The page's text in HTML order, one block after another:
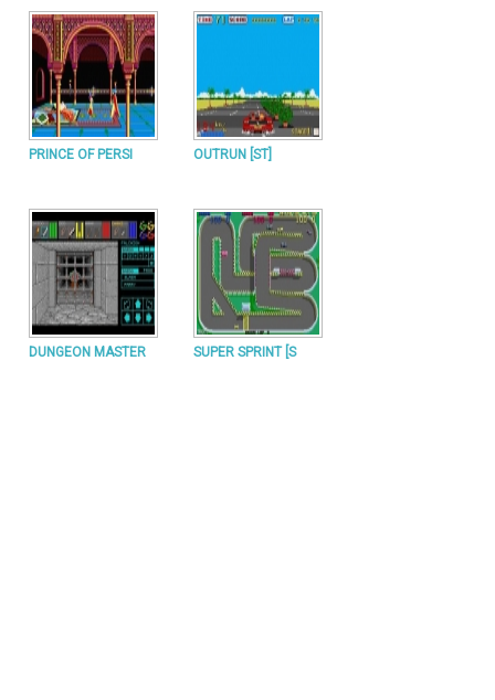
PRINCE OF PERSI OUTRUN [ST]
DUNGEON MASTER SUPER SPRINT [S